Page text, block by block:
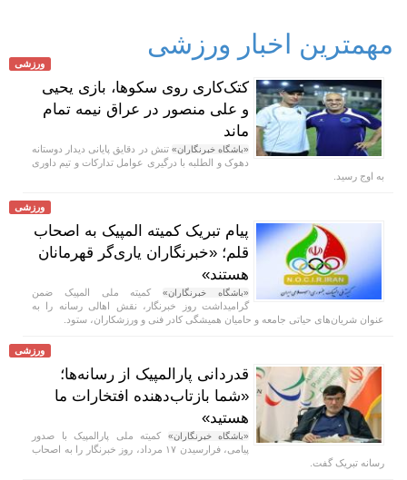
مهمترین اخبار ورزشی
ورزشی
کتک‌کاری روی سکوها، بازی یحیی
و علی منصور در عراق نیمه تمام
ماند
«باشگاه خبرنگاران» تنش در دقایق پایانی دیدار دوستانه
دهوک و الطلبه با درگیری عوامل تدارکات و تیم داوری
به اوج رسید.
ورزشی
پیام تبریک کمیته المپیک به اصحاب
قلم؛ «خبرنگاران یاری‌گر قهرمانان
هستند»
«باشگاه خبرنگاران»کمیته ملی المپیک ضمن
گرامیداشت روز خبرنگار، نقش اهالی رسانه را به
عنوان شریان‌های حیاتی جامعه و حامیان همیشگی کادر فنی و ورزشکاران، ستود.
ورزشی
قدردانی پارالمپیک از رسانه‌ها؛
«شما بازتاب‌دهنده افتخارات ما
هستید»
«باشگاه خبرنگاران» کمیته ملی پارالمپیک با صدور
پیامی، فرارسیدن ۱۷ مرداد، روز خبرنگار را به اصحاب
رسانه تبریک گفت.